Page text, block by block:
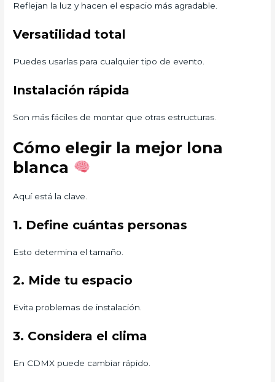
Reflejan la luz y hacen el espacio más agradable.
Versatilidad total
Puedes usarlas para cualquier tipo de evento.
Instalación rápida
Son más fáciles de montar que otras estructuras.
Cómo elegir la mejor lona
blanca
Aquí está la clave.
1. Define cuántas personas
Esto determina el tamaño.
2. Mide tu espacio
Evita problemas de instalación.
3. Considera el clima
En CDMX puede cambiar rápido.